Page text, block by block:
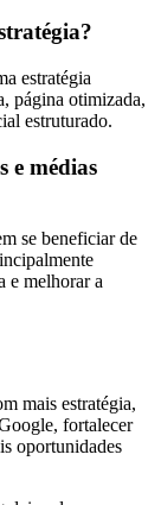
estratégia
página otimizada,
estruturado.
e médias
se beneficiar de
e melhorar a
mais estratégia,
fortalecer
oportunidades